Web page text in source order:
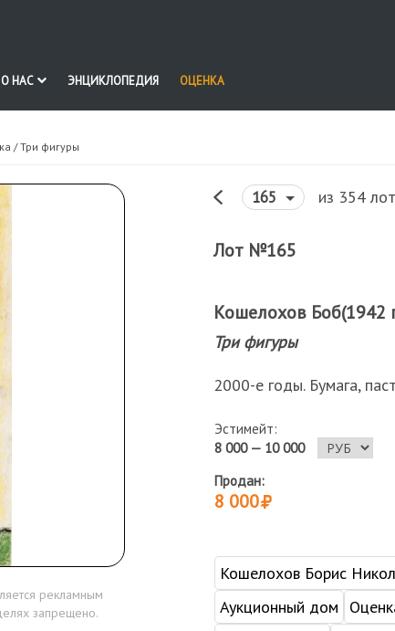
О НАС ЭНЦИКЛОПЕДИЯ ОЦЕНКА
/ Три фигуры
рекламным
запрещено.
165 из 354
Лот №165
Кошелохов Боб(1942
Три фигуры
2000-е годы. Бумага,
Эстимейт:
8 000 — 10 000
Продан:
8 000
Кошелохов Борис
Аукционный дом